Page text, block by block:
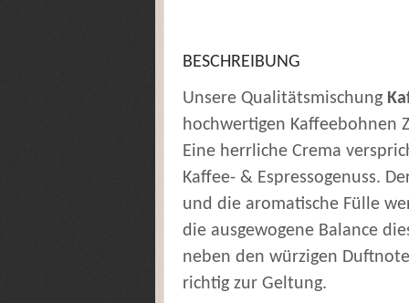
BESCHREIBUNG
Unsere Qualitätsmischung
hochwertigen Kaffeebohnen
Eine herrliche Crema
Kaffee- & Espressogenuss.
und die aromatische Fülle
die ausgewogene Balance
neben den würzigen
richtig zur Geltung.